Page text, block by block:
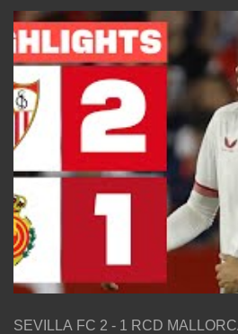
SEVILLA FC 2 - 1 RCD